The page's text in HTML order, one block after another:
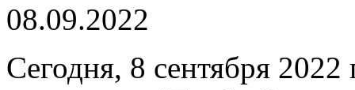
08.09.2022
Сегодня, 8 сентября 2022